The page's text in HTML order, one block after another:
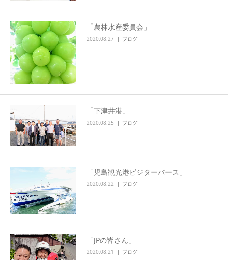
「農林水産委員会」
2020.08.27 ブログ
「下津井港」
2020.08.25 ブログ
「児島観光港ビジターバース」
2020.08.22 ブログ
「JPの皆さん」
2020.08.21 ブログ